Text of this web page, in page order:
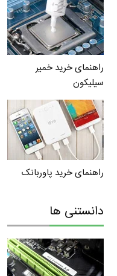
راهنمای خرید خمیر
سیلیکون
راهنمای خرید پاوربانک
دانستنی ها